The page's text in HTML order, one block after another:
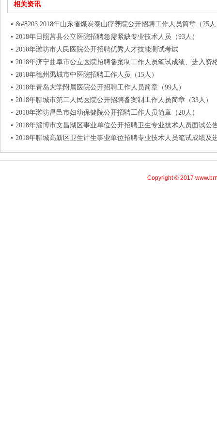
相关资讯
&#8203;2018年山东省煤炭泰山疗养院公开招聘工作人员简章（25人
2018年日照莒县公立医院招聘急需紧缺专业技术人员（93人）
2018年潍坊市人民医院公开招聘优秀人才技能测试考试
2018年济宁曲阜市公立医院招聘备案制工作人员笔试成绩、进入资
2018年德州禹城市中医院招聘工作人员（15人）
2018年青岛大学附属医院公开招聘工作人员简章（99人）
2018年聊城市第二人民医院公开招聘备案制工作人员简章（33人）
2018年潍坊昌邑市妇幼保健院公开招聘工作人员简章（20人）
2018年淄博市文昌湖区事业单位公开招聘卫生专业技术人员面试公
2018年聊城高新区卫生计生事业单位招聘专业技术人员笔试成绩及
Copyright © 2017